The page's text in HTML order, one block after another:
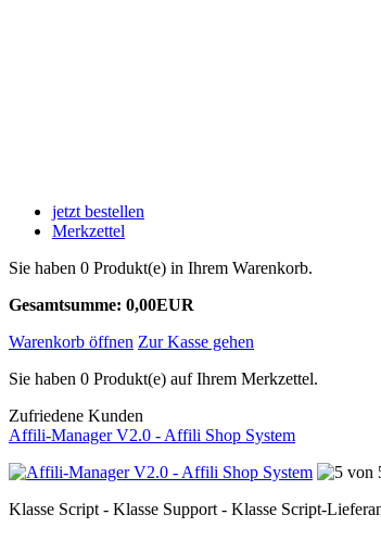
jetzt bestellen
Merkzettel
Sie haben 0 Produkt(e) in Ihrem Warenkorb.
Gesamtsumme: 0,00EUR
Warenkorb öffnen Zur Kasse gehen
Sie haben 0 Produkt(e) auf Ihrem Merkzettel.
Zufriedene Kunden
Affili-Manager V2.0 - Affili Shop System
Klasse Script - Klasse Support - Klasse Script-